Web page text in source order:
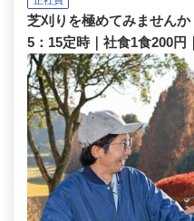
芝刈りを極めてみません
5：15定時｜社食1食200円